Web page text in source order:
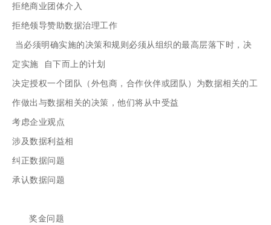
拒绝商业团体介入
拒绝领导赞助数据治理工作
当必须明确实施的决策和规则必须从组织的最高层落下时，决
定实施 自下而上的计划
决定授权一个团队（外包商，合作伙伴或团队）为数据相关的工
作做出与数据相关的决策，他们将从中受益
考虑企业观点
涉及数据利益相
纠正数据问题
承认数据问题
奖金问题